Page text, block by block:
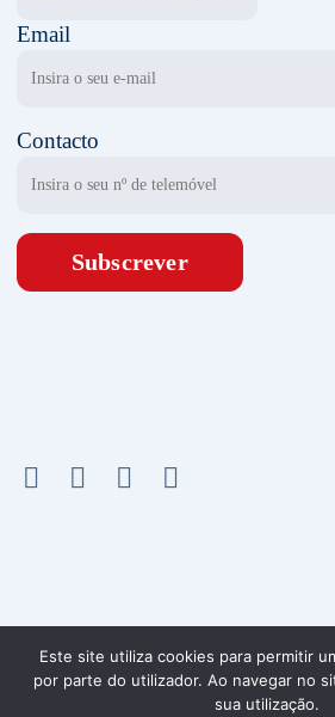
Email
Contacto
Subscrever
© Copyright 2023 – Olicargo. All rights
Este site utiliza cookies para permitir
por parte do utilizador. Ao navegar no
sua utilização.